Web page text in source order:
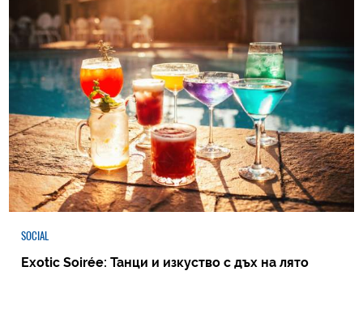
SOCIAL
Exotic Soirée: Танци и изкуство с дъх на лято